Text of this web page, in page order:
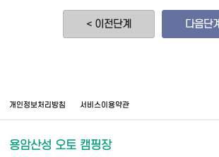
< 이전단계 다음단
개인정보처리방침 서비스이용약관
용암산성 오토 캠핑장